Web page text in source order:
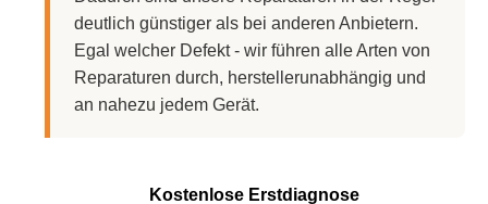
deutlich günstiger als bei anderen Anbietern.
Egal welcher Defekt - wir führen alle Arten von
Reparaturen durch, herstellerunabhängig und
an nahezu jedem Gerät.
Kostenlose Erstdiagnose